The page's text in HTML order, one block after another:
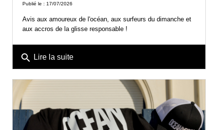
Publié le : 17/07/2026
Avis aux amoureux de l'océan, aux surfeurs du dimanche et
aux accros de la glisse responsable !
search Lire la suite